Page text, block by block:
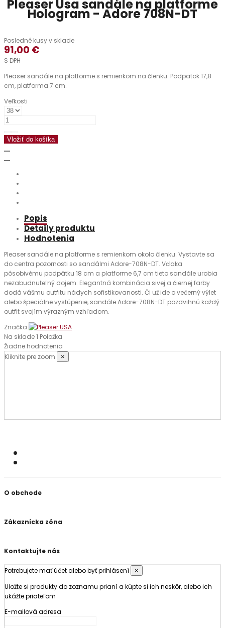
Pleaser Usa sandále na platforme
Hologram - Adore 708N-DT
Posledné kusy v sklade
91,00 €
S DPH
Pleaser sandále na platforme s remienkom na členku. Podpätok 17,8
cm, platforma 7 cm.
Veľkosti
Vložiť do košíka
Popis
Detaily produktu
Hodnotenia
Pleaser sandále na platforme s remienkom okolo členku. Vystavte sa
do centra pozornosti so sandálmi Adore-708N-DT. Vďaka
pôsobivému podpätku 18 cm a platforme 6,7 cm tieto sandále urobia
nezabudnuteľný dojem. Elegantná kombinácia sivej a čiernej farby
dodá vášmu outfitu nádych sofistikovanosti. Či už ide o večerný výlet
alebo špeciálne vystúpenie, sandále Adore-708N-DT pozdvihnú každý
outfit svojím výrazným vzhľadom.
Značka
Na sklade1 Položka
Žiadne hodnotenia
Kliknite pre zoom
×
O obchode
Zákaznícka zóna
Kontaktujte nás
Potrebujete mať účet alebo byť prihlásení ×
Uložte si produkty do zoznamu prianí a kúpte si ich neskôr, alebo ich
ukážte priateľom
E-mailová adresa